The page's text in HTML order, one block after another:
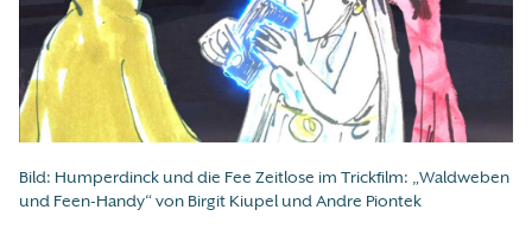
Bild: Humperdinck und die Fee Zeitlose im Trickfilm: „Waldweben
und Feen-Handy“ von Birgit Kiupel und Andre Piontek